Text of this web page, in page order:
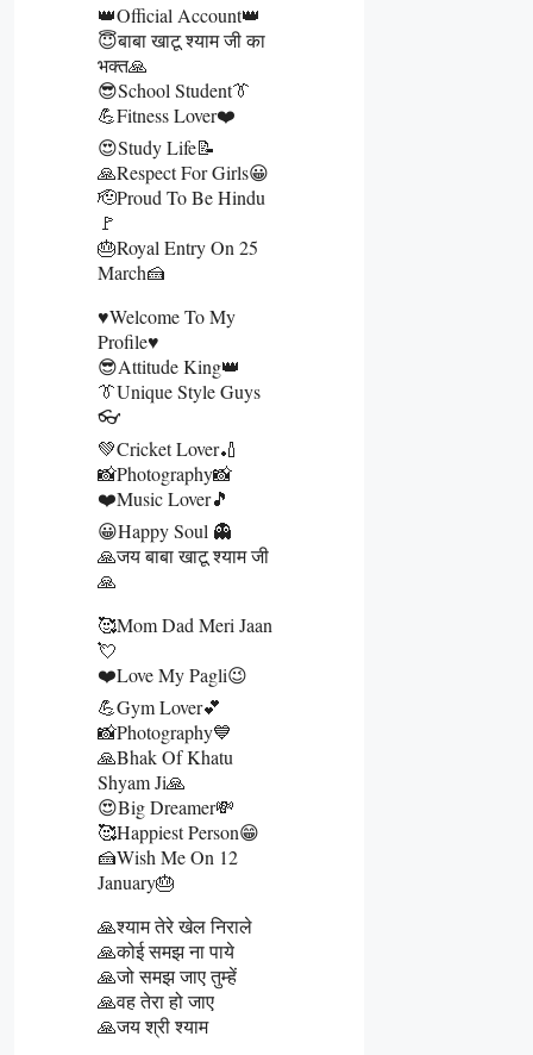
👑Official Account👑
😇बाबा खाटू श्याम जी का
भक्त🙏
😎School Student👔
💪Fitness Lover❤️
😍Study Life📝
🙏Respect For Girls😀
🫡Proud To Be Hindu
🚩
🎂Royal Entry On 25
March🍰
♥️Welcome To My
Profile♥️
😎Attitude King👑
👔Unique Style Guys
👓
💚Cricket Lover🏏
📸Photography📸
❤️Music Lover🎵
😀Happy Soul 👻
🙏जय बाबा खाटू श्याम जी
🙏
🥰Mom Dad Meri Jaan
💘
❤️Love My Pagli😉
💪Gym Lover💕
📸Photography💙
🙏Bhak Of Khatu
Shyam Ji🙏
😍Big Dreamer💸
🥰Happiest Person😁
🍰Wish Me On 12
January🎂
🙏श्याम तेरे खेल निराले
🙏कोई समझ ना पाये
🙏जो समझ जाए तुम्हें
🙏वह तेरा हो जाए
🙏जय श्री श्याम